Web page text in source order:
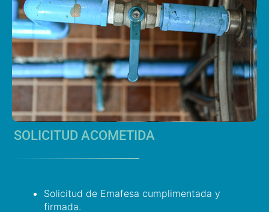
SOLICITUD ACOMETIDA
Solicitud de Emafesa cumplimentada y
firmada.